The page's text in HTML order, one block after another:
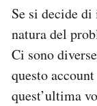
Se si decide
natura del
Ci sono
questo
quest’ultima